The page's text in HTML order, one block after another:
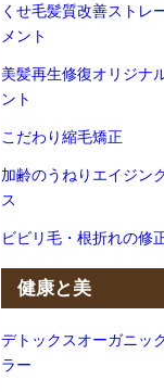
くせ毛髪質改善ストレ
メント
美髪再生修復オリジナ
ント
こだわり縮毛矯正
加齢のうねりエイジン
ス
ビビリ毛・根折れの修
健康と美
デトックスオーガニッ
ラー